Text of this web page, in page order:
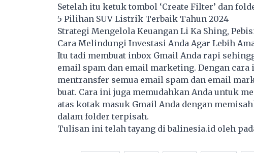
Setelah itu ketuk tombol ‘Create Filter’ dan
5 Pilihan SUV Listrik Terbaik Tahun 2024
Strategi Mengelola Keuangan Li Ka Shing,
Cara Melindungi Investasi Anda Agar Lebih
Itu tadi membuat inbox Gmail Anda rapi
email spam dan email marketing. Dengan cara
mentransfer semua email spam dan email
buat. Cara ini juga memudahkan Anda untuk
atas kotak masuk Gmail Anda dengan
dalam folder terpisah.
Tulisan ini telah tayang dibalinesia.id oleh